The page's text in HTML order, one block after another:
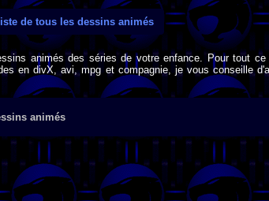
de tous les dessins animés
animés des séries de votre enfance. Pour tout ce
en divX, avi, mpg et compagnie, je vous conseille
animés